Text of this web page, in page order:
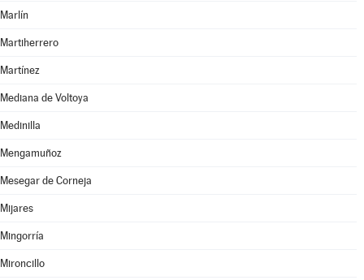
Marlín
Martiherrero
Martínez
Mediana de Voltoya
Medinilla
Mengamuñoz
Mesegar de Corneja
Mijares
Mingorría
Mironcillo